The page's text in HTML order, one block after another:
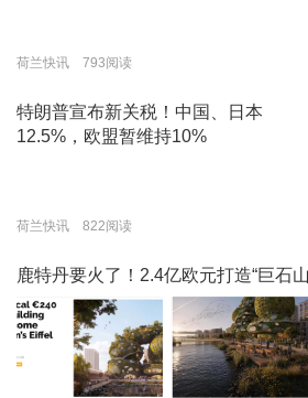
荷兰快讯 793阅读
特朗普宣布新关税！中国、日本
12.5%，欧盟暂维持10%
荷兰快讯 822阅读
鹿特丹要火了！2.4亿欧元打造“巨石